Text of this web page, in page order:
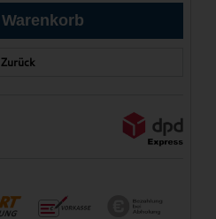
Zurück